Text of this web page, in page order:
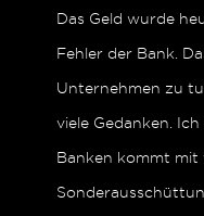
Das Geld wurde
Fehler der Bank.
Unternehmen zu
viele Gedanken.
Banken kommt mit